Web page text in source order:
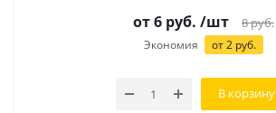
от6 руб. /шт 8руб.
Экономия от2 руб.
В корзину